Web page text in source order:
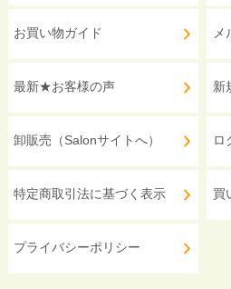
お買い物ガイド
最新★お客様の声
卸販売（Salonサイトへ）
特定商取引法に基づく表示
プライバシーポリシー
メ
新
ロ
買